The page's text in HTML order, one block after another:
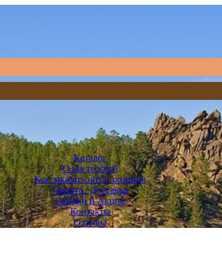
Каталог
О мастерской
Как заказать опт и розница
Оплата / Доставка
Скидки и Акции
Контакты
Отзывы